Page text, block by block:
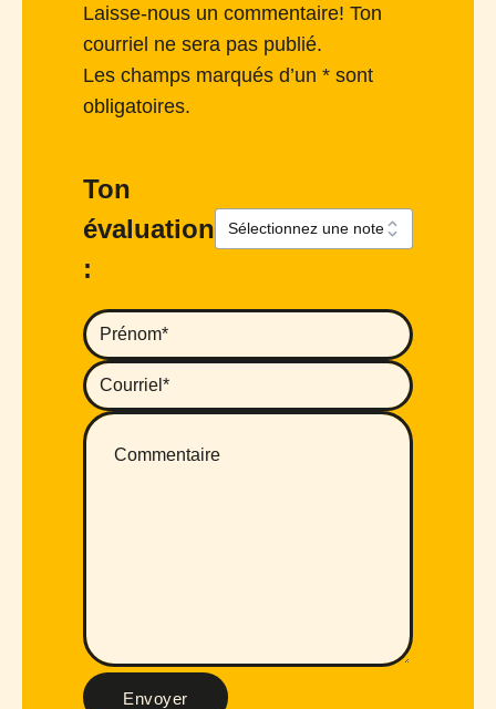
Laisse-nous un commentaire! Ton
courriel ne sera pas publié.
Les champs marqués d’un * sont
obligatoires.
Ton
évaluation
:
Envoyer